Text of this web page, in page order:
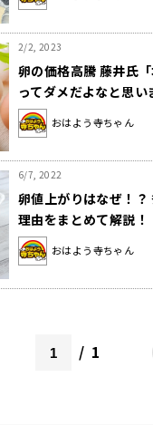
2/2, 2023
卵の価格高騰 藤井氏
ってダメだよなと思い
おはよう寺ちゃん
6/7, 2022
卵値上がりはなぜ！？
理由をまとめて解説！
おはよう寺ちゃん
1